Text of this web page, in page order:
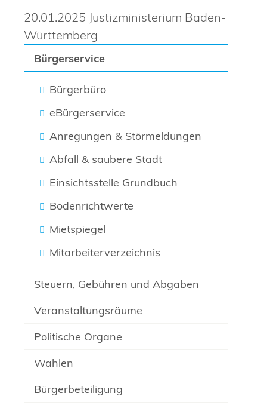
Bürgerservice
Bürgerbüro
eBürgerservice
Anregungen & Störmeldungen
Abfall & saubere Stadt
Einsichtsstelle Grundbuch
Bodenrichtwerte
Mietspiegel
Mitarbeiterverzeichnis
Steuern, Gebühren und Abgaben
Veranstaltungsräume
Politische Organe
Wahlen
Bürgerbeteiligung
20.01.2025 Justizministerium Baden-
Württemberg